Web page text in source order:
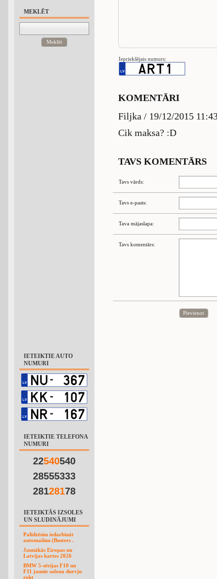
MEKLĒT
Meklēt
IETEIKTIE AUTO
NUMURI
IETEIKTIE TELEFONA
NUMURI
22540540
28555333
28128178
IETEIKTĀS IZSOLES
UN SLUDINĀJUMI
Palīdzēsim iedarbināt
automašīnu (Busters .
Jaunākās Eiropas un
Latvijas kartes 2026
BMW 5-sērijas F10 un
F11 jaunie salona durvju
rokt
Iepriekšējais numurs:
KOMENTĀRI
Filjka / 19/12/2015
Cik maksa? :D
TAVS KOMENTĀRS
Tavs vārds:
Tavs e-pasts:
Tava mājaslapa:
Tavs komentārs:
Pievienot